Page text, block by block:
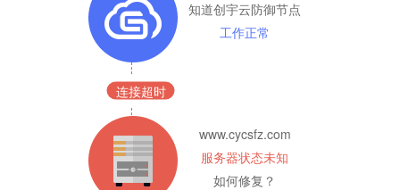
知道创宇云防御节点
工作正常
连接超时
www.cycsfz.com
服务器状态未知
如何修复？